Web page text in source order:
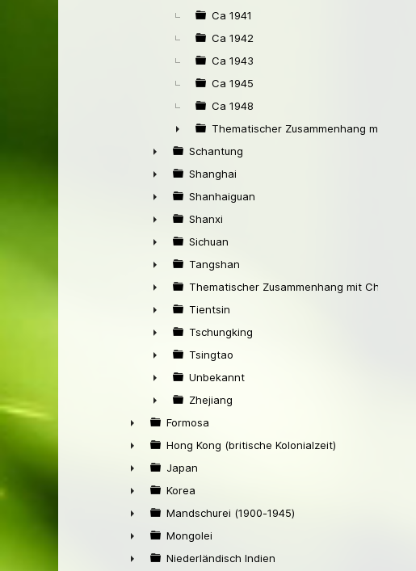
Ca 1941
Ca 1942
Ca 1943
Ca 1945
Ca 1948
►
Thematischer Zusammenhang mit Peking
►
Schantung
►
Shanghai
►
Shanhaiguan
►
Shanxi
►
Sichuan
►
Tangshan
►
Thematischer Zusammenhang mit China
►
Tientsin
►
Tschungking
►
Tsingtao
►
Unbekannt
►
Zhejiang
►
Formosa
►
Hong Kong (britische Kolonialzeit)
►
Japan
►
Korea
►
Mandschurei (1900-1945)
►
Mongolei
Niederländisch Indien